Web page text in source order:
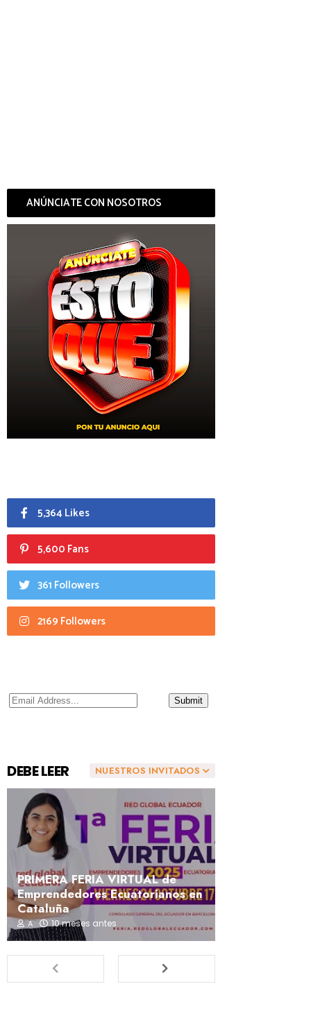
ANÚNCIATE CON NOSOTROS
5,364 Likes
5,600 Fans
361 Followers
2169 Followers
NUESTROS INVITADOS
DEBE LEER
PRIMERA FERIA VIRTUAL de
Emprendedores Ecuatorianos en
Cataluña
A 10 meses antes